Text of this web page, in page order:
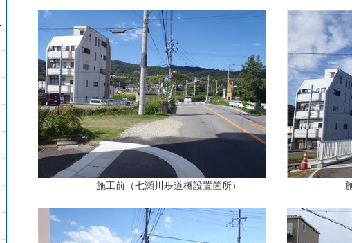
施工前（七瀬川歩道橋設置箇所） 施工後（